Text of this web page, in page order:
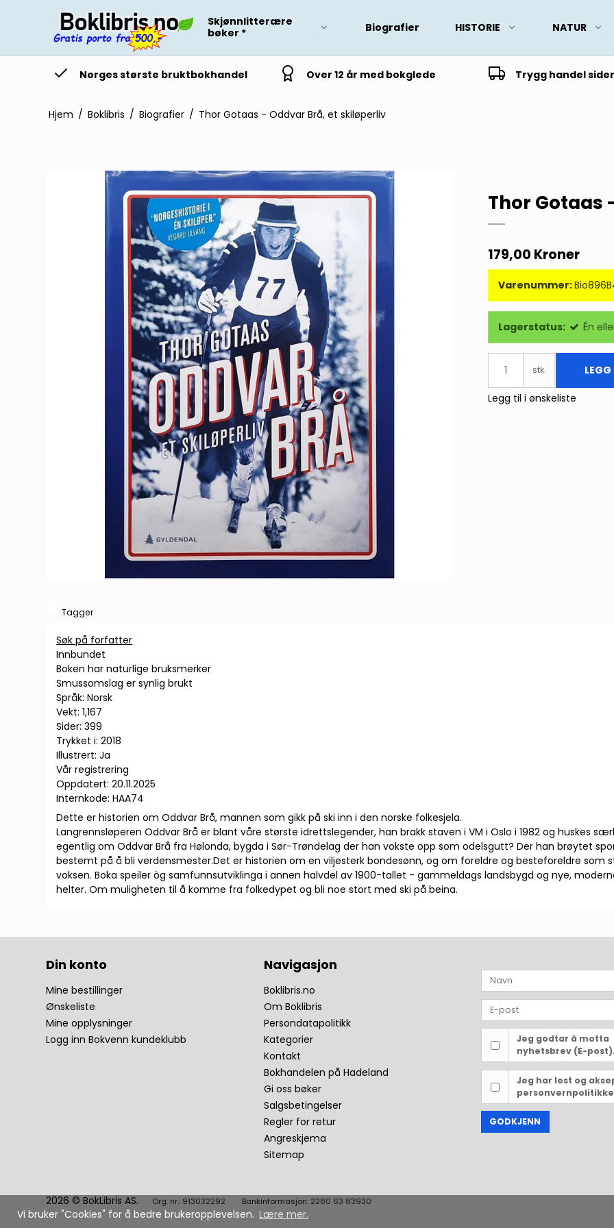
Vi bruker "Cookies" for å bedre brukeropplevelsen. Lære mer.
Skjønnlitterære
bøker *
Biografier HISTORIE NATUR
Norges største bruktbokhandel Over 12 år med bokglede Trygg handel
Hjem / Boklibris / Biografier / Thor Gotaas - Oddvar Brå, et skiløperliv
Thor Gotaas
179,00 Kroner
Varenummer:
Lagerstatus: Én
stk. LEGG
Legg til i ønskeliste
Tagger
Søk på forfatter
Innbundet
Boken har naturlige bruksmerker
Smussomslag er synlig brukt
Språk: Norsk
Vekt: 1,167
Sider: 399
Trykket i: 2018
Illustrert: Ja
Vår registrering
Oppdatert: 20.11.2025
Internkode: HAA74
Dette er historien om Oddvar Brå, mannen som gikk på ski inn i den norske folkesjela.
Langrennsløperen Oddvar Brå er blant våre største idrettslegender, han brakk staven i VM i Oslo i 1982 og huskes
egentlig om Oddvar Brå fra Hølonda, bygda i Sør-Trøndelag der han vokste opp som odelsgutt? Der han brøytet
bestemt på å bli verdensmester.Det er historien om en viljesterk bondesønn, og om foreldre og besteforeldre
voksen. Boka speiler òg samfunnsutviklinga i annen halvdel av 1900-tallet - gammeldags landsbygd og nye,
helter. Om muligheten til å komme fra folkedypet og bli noe stort med ski på beina.
Din konto
Mine bestillinger
Ønskeliste
Mine opplysninger
Logg inn Bokvenn kundeklubb
Navigasjon
Boklibris.no
Om Boklibris
Persondatapolitikk
Kategorier
Kontakt
Bokhandelen på Hadeland
Gi oss bøker
Salgsbetingelser
Regler for retur
Angreskjema
Sitemap
Jeg godtar å motta
nyhetsbrev (E-
Jeg har lest og
GODKJENN
2026 © BokLibris AS. Org. nr.: 913032292 Bankinformasjon: 2280 63 83930